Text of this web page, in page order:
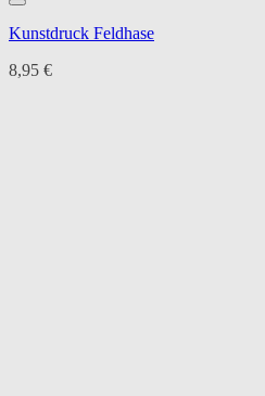
Kunstdruck Feldhase
8,95 €